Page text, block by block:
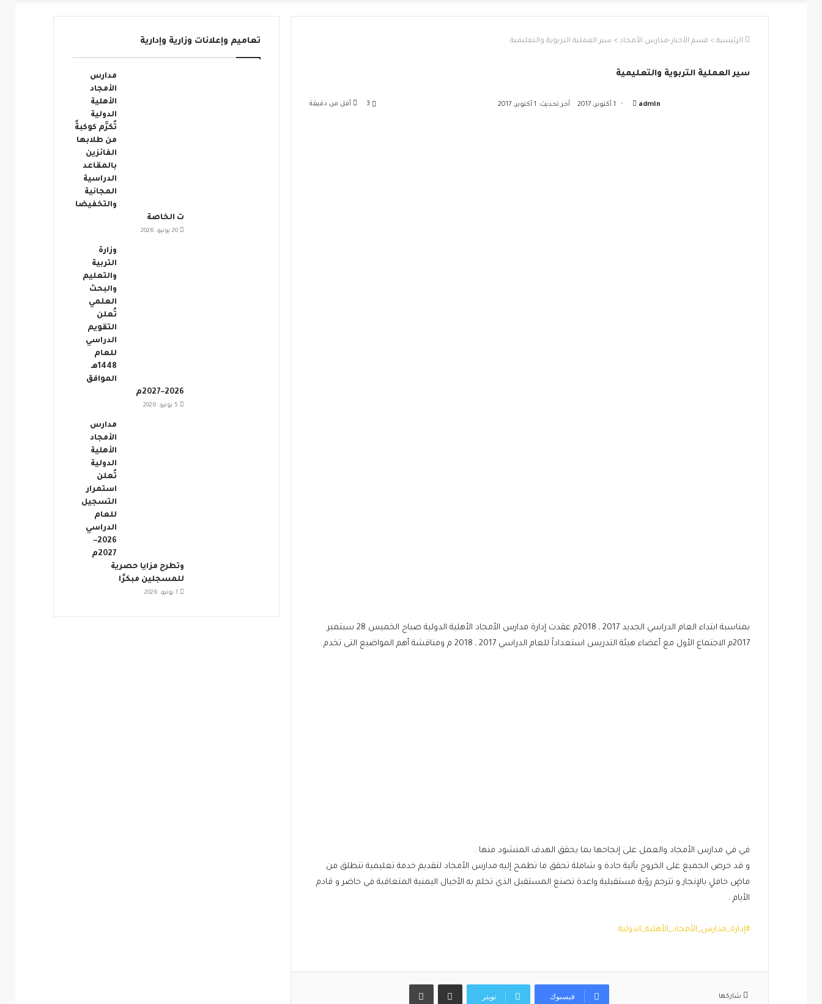
الرئيسية > قسم الأخبار-مدارس الأمجاد > سير العملية التربوية والتعليمية
سير العملية التربوية والتعليمية
admin
أرسل 1 أكتوبر، 2017 آخر تحديث: 1 أكتوبر، 2017 3 أقل من دقيقة
بمناسبة ابتداء العام الدراسي الجديد 2017 ـ 2018م عقدت إدارة مدارس الأمجاد الأهلية الدولية صباح الخميس 28 سبتمبر
2017م الاجتماع الأول مع أعضاء هيئة التدريس استعداداً للعام الدراسي 2017 ـ 2018 م ومناقشة أهم المواضيع التى تخدم
في في مدارس الأمجاد والعمل على إنجاحها بما يحقق الهدف المنشود منها .
و قد حرص الجميع على الخروج بآلية جادة و شاملة تحقق ما تطمح إليه مدارس الأمجاد لتقديم خدمة تعليمية تنطلق من
ماضٍ حافلٍ بالإنجاز و تترجم رؤية مستقبلية واعدة تصنع المستقبل الذي تحلم به الأجيال اليمنية المتعاقبة في حاضر و قادم
الأيام .
#إدارة_مدارس_الأمجاد_الأهلية_الدولية
شاركها فيسبوك تويتر
مشاركة عبر البريد طباعة
تعاميم وإعلانات وزارية وإدارية
مدارس
الأمجاد
الأهلية
الدولية
تُكرِّم كوكبةً
من طلابها
الفائزين
بالمقاعد
الدراسية
المجانية
والتخفيضا
ت الخاصة
20 يونيو، 2026
وزارة
التربية
والتعليم
والبحث
العلمي
تُعلن
التقويم
الدراسي
للعام
1448هـ
الموافق
2026–2027م
5 يونيو، 2026
مدارس
الأمجاد
الأهلية
الدولية
تُعلن
استمرار
التسجيل
للعام
الدراسي
2026–
2027م
وتطرح مزايا حصرية
للمسجلين مبكرًا
1 يونيو، 2026